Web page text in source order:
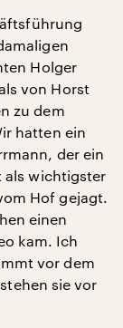
Holger
von Horst
zu dem
hatten ein
der ein
als wichtigster
Hof gejagt.
einen
kam. Ich
vor dem
sie vor